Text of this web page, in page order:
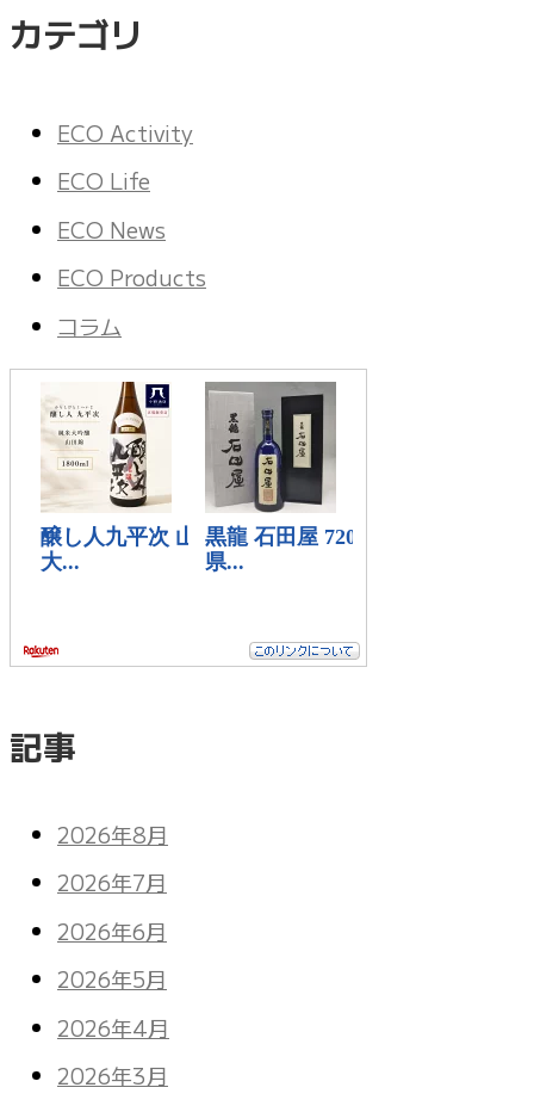
カテゴリ
ECO Activity
ECO Life
ECO News
ECO Products
コラム
記事
2026年8月
2026年7月
2026年6月
2026年5月
2026年4月
2026年3月